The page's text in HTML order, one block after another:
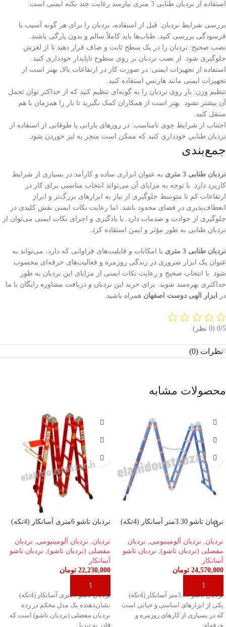
استفاده از نردبان طنابی 3 متری نیازمند رعایت چند نکته ایمنی است:
بررسی شرایط نردبان: قبل از استفاده، نردبان را برای هر گونه آسیب یا
فرسودگی بررسی کنید. طناب‌ها باید کاملاً سالم و بدون پارگی باشند.
نصب صحیح: نردبان را در یک سطح ثابت و صاف قرار دهید تا از لغزش
جلوگیری شود. از نصب نردبان بر روی سطوح ناپایدار خودداری کنید.
استفاده از تجهیزات ایمنی: در صورت کار در ارتفاعات بالا، بهتر است از
تجهیزات ایمنی مانند هارنس استفاده کنید.
تنظیم وزن: بار روی نردبان را به گونه‌ای تنظیم کنید که از حداکثر توان تحمل
آن بیشتر نشود. بهتر است از همکاران کمک بگیرید تا بار را همزمان با هم
منتقل کنید.
اجتناب از شرایط جوی نامناسب: در روزهای بارانی یا طوفانی از استفاده از
نردبان طنابی خودداری کنید که ممکن است منجر به لیز خوردن شود.
جمع‌بندی
نردبان طنابی 3 متری
به عنوان ابزاری ساده و کارآمد در بسیاری از شرایط
کاربرد دارد. با توجه به مزایای آن می‌تواند انتخاب مناسبی برای کار در
ارتفاعات کم تا متوسط جلوگیری از نیاز به ابزارهای بزرگ‌تر و ابراز
انعطاف‌پذیری در فضای محدود باشد. اما رعایت نکات ایمنی نقش کلیدی در
جلوگیری از حوادث و صدمات دارد. با یادگیری و اجرای نکات ایمنی می‌توان از
نردبان طنابی به طور مؤثر و ایمن استفاده کرد.
نردبان طنابی 3 متری
با امکانات و قابلیت‌های فراوانی که دارد، می‌تواند به
عنوان یک ابزار ضروری در زندگی روزمره و فعالیت‌های حرفه‌ای محسوب
شود. با انتخاب صحیح و رعایت نکات ایمنی از مزایای این نردبان به طور
حداکثری بهره‌مند شوید. برای خرید این نردبان و دریافت مشاوره رایگان با ما
در
ابزار الهی دوست اصفهان همراه باشید.
‫0/5 ‫(0 نظر)
نظرات (0)
محصولات مشابه
نردبان تاشو 3.30متر آسانکار (4تکه)
نردبان, نردبان آلومینیومی, نردبان
مفصلی (نردبان تاشو), نردبان تاشو
آسانکار
24,570,000 تومان
افزودن به سبد خرید
نردبان تاشو 3.30متر آسانکار (4تکه)
یکی از ابزارهای اساسی و حیاتی است
که در بسیاری از کارهای روزمره و
حرفه‌ای
نردبان تاشو 6متری آسانکار (4تکه)
نردبان, نردبان آلومینیومی, نردبان
مفصلی (نردبان تاشو), نردبان تاشو
آسانکار
22,230,000 تومان
افزودن به سبد خرید
نردبان تاشو 6متری آسانکار (4تکه)
نشان‌دهنده یک مدل محکم در رده
نردبان مفضلی (نردبان تاشو) است که
قادر به تبدیل